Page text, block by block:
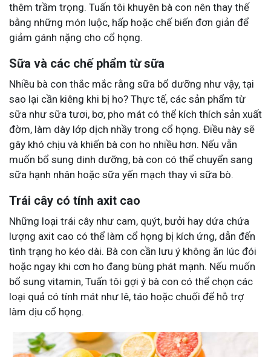
thêm trầm trọng. Tuấn tôi khuyên bà con nên thay thế
bằng những món luộc, hấp hoặc chế biến đơn giản để
giảm gánh nặng cho cổ họng.
Sữa và các chế phẩm từ sữa
Nhiều bà con thắc mắc rằng sữa bổ dưỡng như vậy, tại
sao lại cần kiêng khi bị ho? Thực tế, các sản phẩm từ
sữa như sữa tươi, bơ, pho mát có thể kích thích sản xuất
đờm, làm dày lớp dịch nhầy trong cổ họng. Điều này sẽ
gây khó chịu và khiến bà con ho nhiều hơn. Nếu vẫn
muốn bổ sung dinh dưỡng, bà con có thể chuyển sang
sữa hạnh nhân hoặc sữa yến mạch thay vì sữa bò.
Trái cây có tính axit cao
Những loại trái cây như cam, quýt, bưởi hay dứa chứa
lượng axit cao có thể làm cổ họng bị kích ứng, dẫn đến
tình trạng ho kéo dài. Bà con cần lưu ý không ăn lúc đói
hoặc ngay khi cơn ho đang bùng phát mạnh. Nếu muốn
bổ sung vitamin, Tuấn tôi gợi ý bà con có thể chọn các
loại quả có tính mát như lê, táo hoặc chuối để hỗ trợ
làm dịu cổ họng.